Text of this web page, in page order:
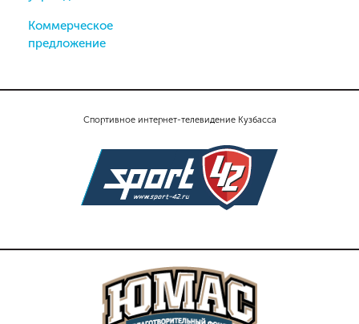
Спортивное интернет-телевидение Кузбасса
Коммерческое
предложение